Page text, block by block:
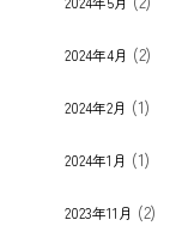
2024年4月 (2)
2024年2月 (1)
2024年1月 (1)
2023年11月 (2)